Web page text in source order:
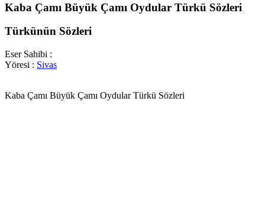
Kaba Çamı Büyük Çamı Oydular Türkü Sözleri
Türkünün Sözleri
Eser Sahibi :
Yöresi : Sivas
Kaba Çamı Büyük Çamı Oydular Türkü Sözleri